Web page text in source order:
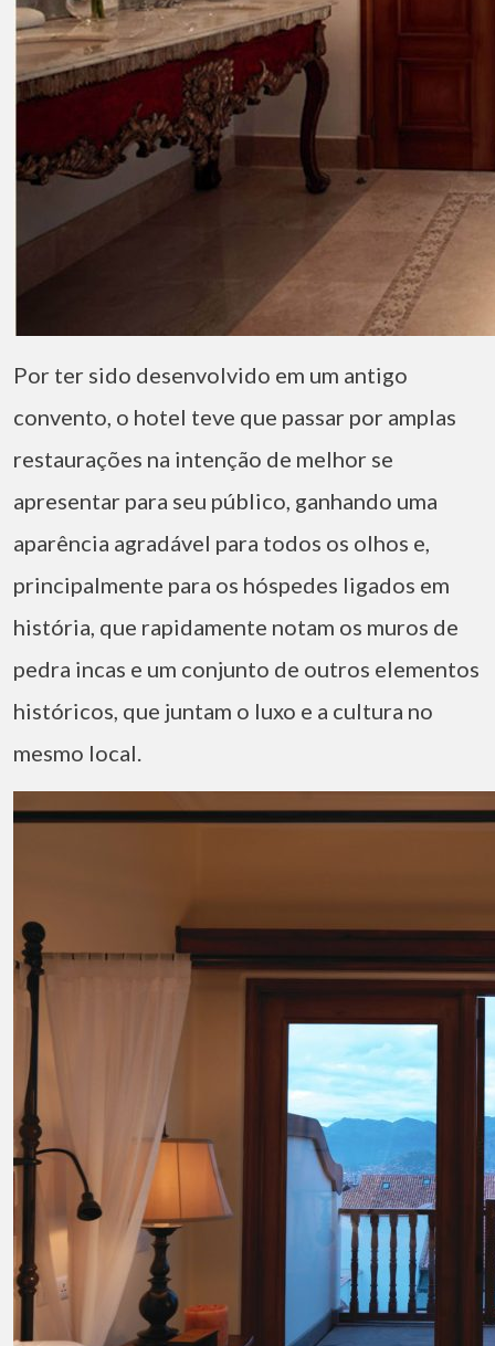
Por ter sido desenvolvido em um antigo
convento, o hotel teve que passar por amplas
restaurações na intenção de melhor se
apresentar para seu público, ganhando uma
aparência agradável para todos os olhos e,
principalmente para os hóspedes ligados em
história, que rapidamente notam os muros de
pedra incas e um conjunto de outros elementos
históricos, que juntam o luxo e a cultura no
mesmo local.